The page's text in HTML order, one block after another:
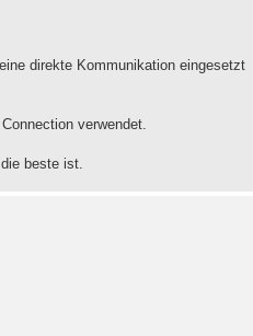
direkte Kommunikation eingesetzt
verwendet.
beste ist.